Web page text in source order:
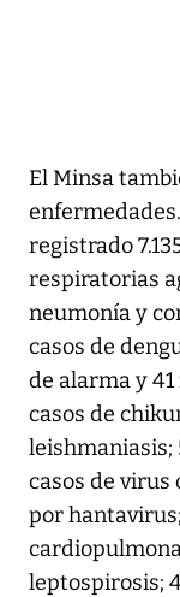
El Minsa
registrado
respiratorias
neumonía y
casos de
de alarma y
casos de
leishmaniasis;
casos de virus
por
leptospirosis;